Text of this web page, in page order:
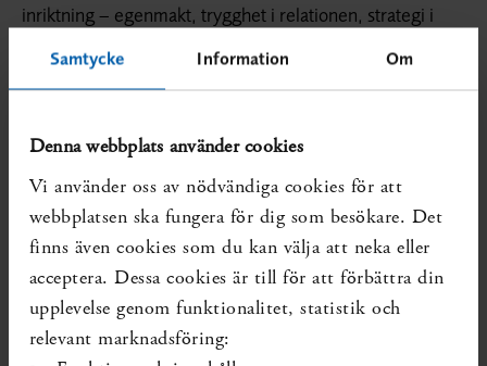
Samtycke Information Om
Denna webbplats använder cookies
Vi använder oss av nödvändiga cookies för att
webbplatsen ska fungera för dig som besökare. Det
finns även cookies som du kan välja att neka eller
acceptera. Dessa cookies är till för att förbättra din
upplevelse genom funktionalitet, statistik och
relevant marknadsföring:
inriktning – egenmakt, trygghet i relationen, strategi i
valsituationer, problemlösning, oberoende och kontroll.
De kunde också innefatta råd och stöd kring kommunal
utbildning om partnervåld och psykosocialt/empatiskt
stöd. Översiktsförfattarna finner sammantaget ett visst
men svagt stöd för att insatserna under vissa
omständigheter kan minska risken för att kvinnor
fortsätter att utsättas av partnern för fysiskt och psykiskt
våld. Det fåtal studier som gäller effekten på sexuellt
våld har inte påvisat sådana resultat, men underlaget är